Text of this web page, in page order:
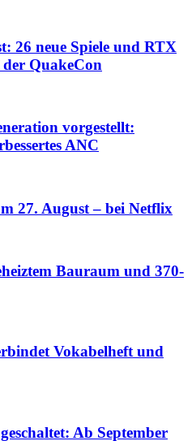
26 neue Spiele und RTX
QuakeCon
vorgestellt:
ANC
27. August – bei Netflix
Bauraum und 370-
Vokabelheft und
Ab September